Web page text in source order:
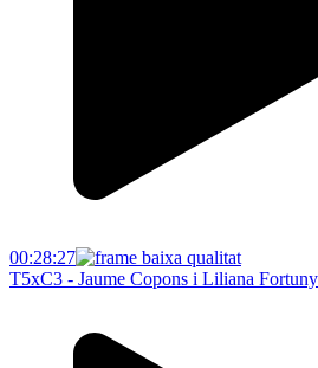
00:28:27
T5xC3 - Jaume Copons i Liliana